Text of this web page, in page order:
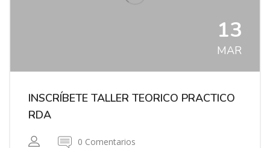
13
MAR
INSCRÍBETE TALLER TEORICO PRACTICO
RDA
0 Comentarios